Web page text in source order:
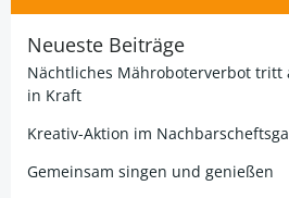
Neueste Beiträge
Nächtliches Mähroboterverbot tritt
in Kraft
Kreativ-Aktion im
Gemeinsam singen und genießen